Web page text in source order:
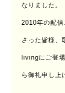
なりました。
2010年の配
さった皆様、
livingにご登
ら御礼申し上